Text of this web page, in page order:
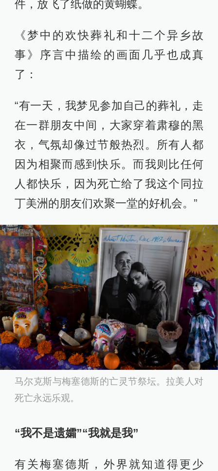
件，放飞了纸做的黄蝴蝶。
《梦中的欢快葬礼和十二个异乡故
事》序言中描绘的画面几乎也成真
了：
“有一天，我梦见参加自己的葬礼，走
在一群朋友中间，大家穿着肃穆的黑
衣，气氛却像过节般热烈。所有人都
因为相聚而感到快乐。而我则比任何
人都快乐，因为死亡给了我这个同拉
丁美洲的朋友们欢聚一堂的好机会。”
马尔克斯与梅塞德斯的亡灵节祭坛。拉美人对
死亡永远乐观。
“我不是遗孀”“我就是我”
有关梅塞德斯，外界就知道得更少